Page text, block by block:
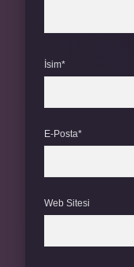
İsim*
E-Posta*
Web Sitesi